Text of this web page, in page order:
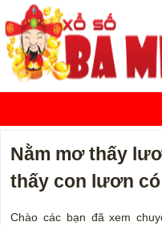
Nằm mơ thấy
thấy con lươn
Chào các bạn đã xem